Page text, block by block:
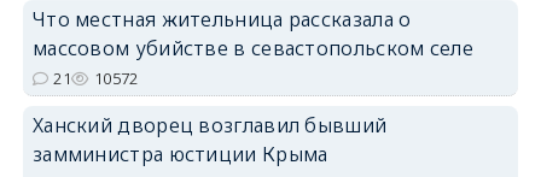
Что местная жительница рассказала о
массовом убийстве в севастопольском селе
21 10572
Ханский дворец возглавил бывший
замминистра юстиции Крыма